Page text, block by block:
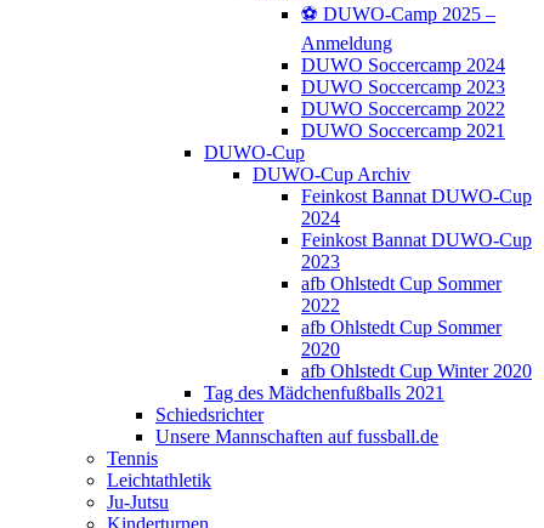
⚽️ DUWO-Camp 2025 –
Anmeldung
DUWO Soccercamp 2024
DUWO Soccercamp 2023
DUWO Soccercamp 2022
DUWO Soccercamp 2021
DUWO-Cup
DUWO-Cup Archiv
Feinkost Bannat DUWO-Cup
2024
Feinkost Bannat DUWO-Cup
2023
afb Ohlstedt Cup Sommer
2022
afb Ohlstedt Cup Sommer
2020
afb Ohlstedt Cup Winter 2020
Tag des Mädchenfußballs 2021
Schiedsrichter
Unsere Mannschaften auf fussball.de
Tennis
Leichtathletik
Ju-Jutsu
Kinderturnen